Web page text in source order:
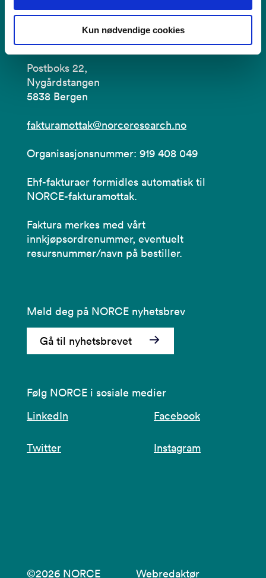
Kun nødvendige cookies
Faktura
Postboks 22,
Nygårdstangen
5838 Bergen
fakturamottak@norceresearch.no
Organisasjonsnummer: 919 408 049
Ehf-fakturaer formidles automatisk til
NORCE-fakturamottak.
Faktura merkes med vårt
innkjøpsordrenummer, eventuelt
resursnummer/navn på bestiller.
Meld deg på NORCE nyhetsbrev
Gå til nyhetsbrevet
Følg NORCE i sosiale medier
LinkedIn
Facebook
Twitter Instagram
©2026 NORCE Webredaktør